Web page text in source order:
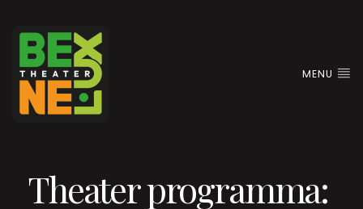
MENU
Theater programma: